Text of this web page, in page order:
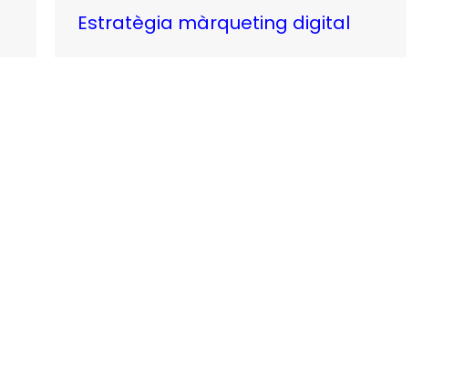
Estratègia màrqueting digital